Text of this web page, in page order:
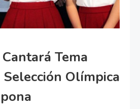
Tema
Olímpica